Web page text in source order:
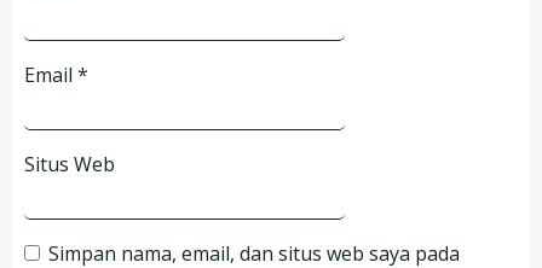
Email *
Situs Web
Simpan nama, email, dan situs web saya pada